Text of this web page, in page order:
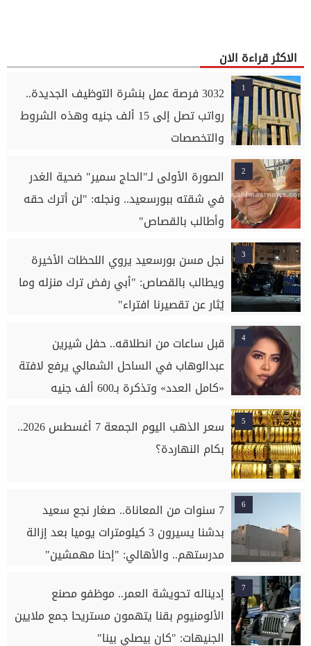
الاكثر قراءة الان
1
3032 فرصة عمل بنشرة التوظيف الجديدة..
رواتب تصل إلى 15 ألف جنيه وهذه الشروط
والتخصصات
2
الصورة الأولى لـ"الحاج سمير" ضحية الغدر
في شقته ببورسعيد.. ونجله: "لن أترك حقه
وأطالب بالقصاص"
3
نجل مسن بورسعيد يروي اللحظات الأخيرة
ويطالب بالقصاص: "أبي رفض ترك منزله وما
يُثار عن تقصيرنا افتراء"
4
قبل ساعات من انطلاقه.. حفل شيرين
عبدالوهاب في الساحل الشمالي يرفع لافتة
«كامل العدد» وتذكرة بـ600 ألف جنيه
5
سعر الذهب اليوم الجمعة 7 أغسطس 2026..
بكام النهاردة؟
6
7 سنوات من المعاناة.. صغار نجع سعيد
بدشنا يسيرون 3 كيلومترات يوميا بعد إزالة
مدرستهم.. والأهالي: "إحنا مهمشين"
7
إديناله تحويشة العمر.. موظفو مصنع
الألومنيوم بقنا يتهمون مستريحا جمع ملايين
الجنيهات: "كان بيصلي بينا"